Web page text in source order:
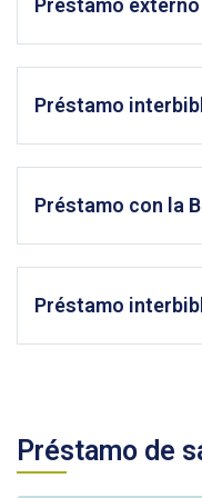
Préstamo
Préstamo
Préstamo con la
Préstamo
Préstamo de